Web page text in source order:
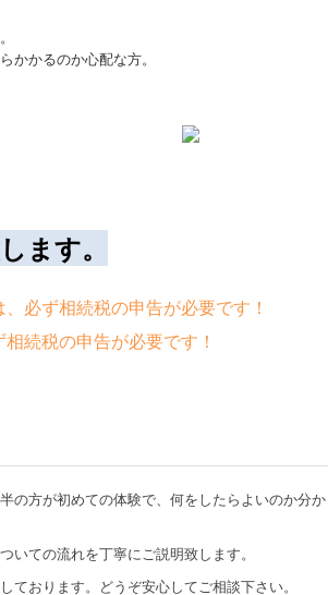
かかるのか心配な方。
ます。
必ず相続税の申告が必要です！
続税の申告が必要です！
の方が初めての体験で、何をしたらよいのか分
いての流れを丁寧にご説明致します。
ております。どうぞ安心してご相談下さい。